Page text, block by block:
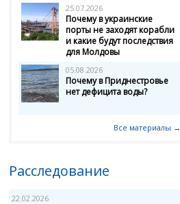
25.07.2026
Почему в украинские
порты не заходят корабли
и какие будут последствия
для Молдовы
05.08.2026
Почему в Приднестровье
нет дефицита воды?
Все материалы →
Расследование
22.02.2026